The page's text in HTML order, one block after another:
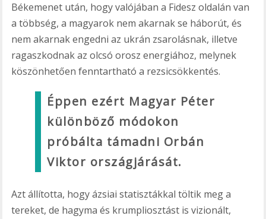
Békemenet után, hogy valójában a Fidesz oldalán van
a többség, a magyarok nem akarnak se háborút, és
nem akarnak engedni az ukrán zsarolásnak, illetve
ragaszkodnak az olcsó orosz energiához, melynek
köszönhetően fenntartható a rezsicsökkentés.
Éppen ezért Magyar Péter
különböző módokon
próbálta támadni Orbán
Viktor országjárását.
Azt állította, hogy ázsiai statisztákkal töltik meg a
tereket, de hagyma és krumpliosztást is vizionált,